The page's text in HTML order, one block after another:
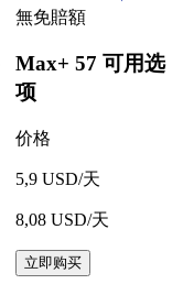
無免賠額
Max+ 57 可用选
项
价格
5,9 USD/天
8,08 USD/天
立即购买